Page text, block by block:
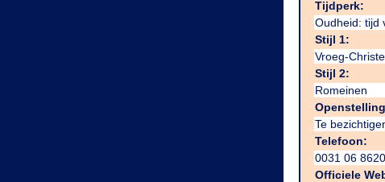
Tijdperk:
Oudheid: tijd
Stijl 1:
Vroeg-
Stijl 2:
Romeinen
Te
Telefoon:
0031 06
Officiele